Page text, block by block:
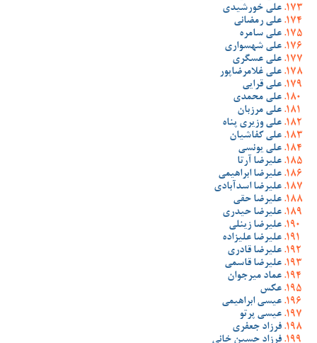
علی خورشیدی
علی رمضانی
علی سامره
علی شهسواری
علی عسگری
علی غلامرضاپور
علی قرایی
علی محمدی
علی مرزبان
علی وزیری پناه
علی کفاشیان
علی یونسی
علیرضا آرتا
علیرضا ابراهیمی
علیرضا اسدآبادی
علیرضا حقی
علیرضا حیدری
علیرضا زینلی
علیرضا علیزاده
علیرضا قادری
علیرضا قاسمی
عماد میرجوان
عکس
عیسی ابراهیمی
عیسی پرتو
فرزاد جعفری
فرزاد حسین خانی